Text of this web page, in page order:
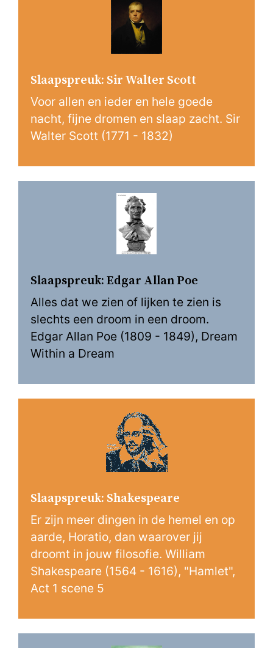
Slaapspreuk: Sir Walter Scott
Voor allen en ieder en hele goede
nacht, fijne dromen en slaap zacht. Sir
Walter Scott (1771 - 1832)
Slaapspreuk: Edgar Allan Poe
Alles dat we zien of lijken te zien is
slechts een droom in een droom.
Edgar Allan Poe (1809 - 1849), Dream
Within a Dream
Slaapspreuk: Shakespeare
Er zijn meer dingen in de hemel en op
aarde, Horatio, dan waarover jij
droomt in jouw filosofie. William
Shakespeare (1564 - 1616), "Hamlet",
Act 1 scene 5